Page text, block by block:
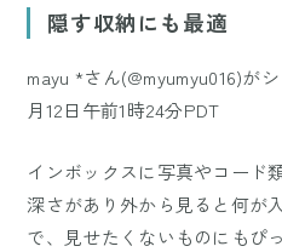
隠す収納にも最適
mayu *さん(@myumyu016)が
月12日午前1時24分PDT
インボックスに写真やコード
深さがあり外から見ると何が
で、見せたくないものにもぴ